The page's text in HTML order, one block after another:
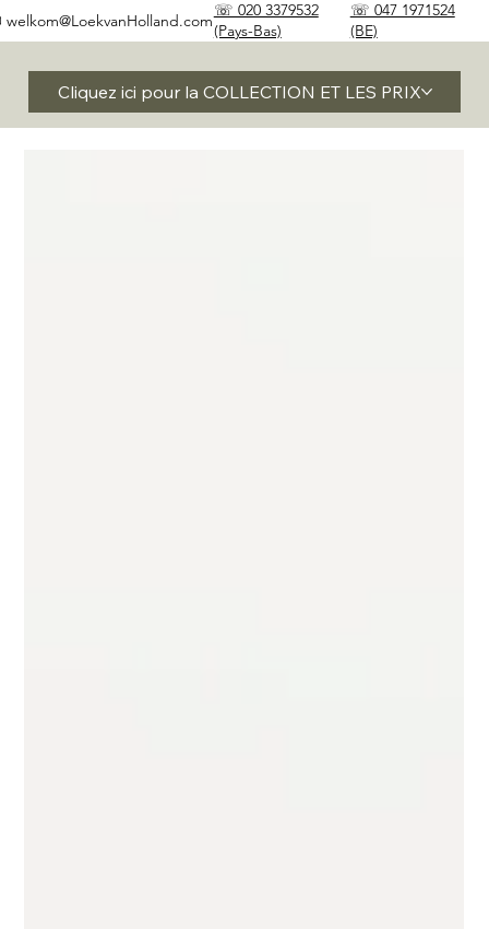
Cliquez ici pour la COLLECTION ET LES PRIX
☏ 020 3379532
(Pays-Bas)
☏ 047 1971524
(BE)
welkom@LoekvanHolland.com